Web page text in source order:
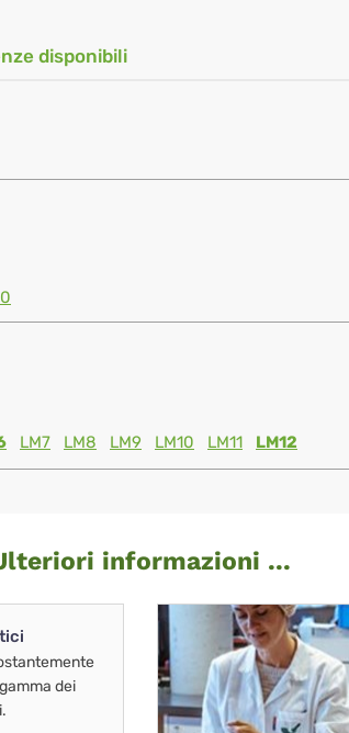
disponibili
LM7 LM8 LM9 LM10 LM11 LM12
informazioni ...
dei